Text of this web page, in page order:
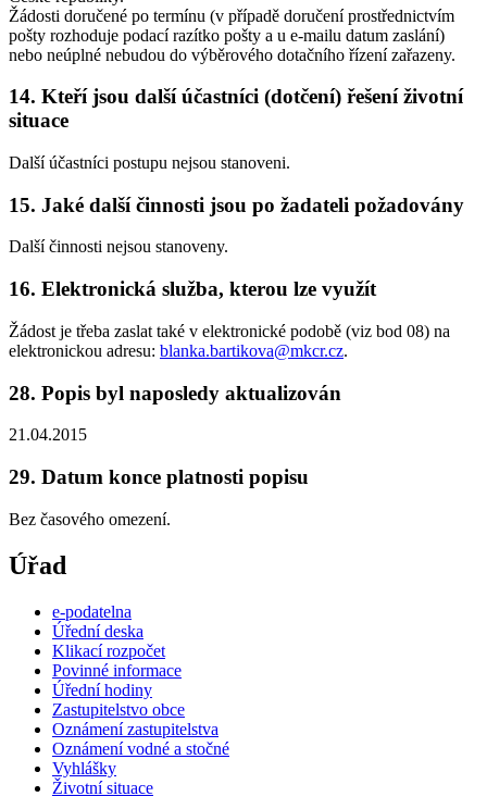
Žádosti doručené po termínu (v případě doručení prostřednictvím
pošty rozhoduje podací razítko pošty a u e-mailu datum zaslání)
nebo neúplné nebudou do výběrového dotačního řízení zařazeny.
14. Kteří jsou další účastníci (dotčení) řešení životní
situace
Další účastníci postupu nejsou stanoveni.
15. Jaké další činnosti jsou po žadateli požadovány
Další činnosti nejsou stanoveny.
16. Elektronická služba, kterou lze využít
Žádost je třeba zaslat také v elektronické podobě (viz bod 08) na
elektronickou adresu: blanka.bartikova@mkcr.cz.
28. Popis byl naposledy aktualizován
21.04.2015
29. Datum konce platnosti popisu
Bez časového omezení.
Úřad
e-podatelna
Úřední deska
Klikací rozpočet
Povinné informace
Úřední hodiny
Zastupitelstvo obce
Oznámení zastupitelstva
Oznámení vodné a stočné
Vyhlášky
Životní situace